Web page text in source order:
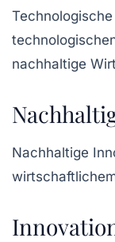
Technologische
nachhaltige
Nachhaltige